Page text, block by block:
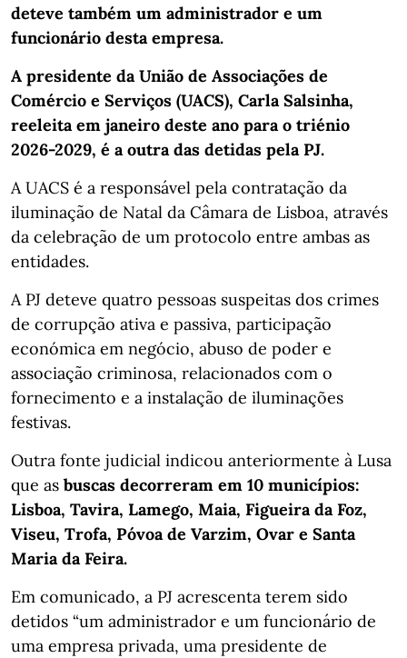
deteve também um administrador e um
funcionário desta empresa.
A presidente da União de Associações de
Comércio e Serviços (UACS), Carla Salsinha,
reeleita em janeiro deste ano para o triénio
2026-2029, é a outra das detidas pela PJ.
A UACS é a responsável pela contratação da
iluminação de Natal da Câmara de Lisboa, através
da celebração de um protocolo entre ambas as
entidades.
A PJ deteve quatro pessoas suspeitas dos crimes
de corrupção ativa e passiva, participação
económica em negócio, abuso de poder e
associação criminosa, relacionados com o
fornecimento e a instalação de iluminações
festivas.
Outra fonte judicial indicou anteriormente à Lusa
que as buscas decorreram em 10 municípios:
Lisboa, Tavira, Lamego, Maia, Figueira da Foz,
Viseu, Trofa, Póvoa de Varzim, Ovar e Santa
Maria da Feira.
Em comunicado, a PJ acrescenta terem sido
detidos “um administrador e um funcionário de
uma empresa privada, uma presidente de